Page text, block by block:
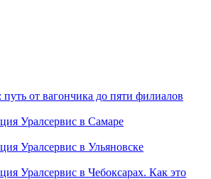
путь от вагончика до пяти филиалов
Уралсервис в Самаре
Уралсервис в Ульяновске
Уралсервис в Чебоксарах. Как это